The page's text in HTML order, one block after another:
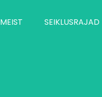
MEIST SEIKLUSRAJAD